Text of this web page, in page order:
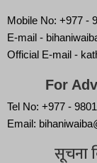
Mobile No: +977 -
E-mail -
Official E-mail -
For
Tel No: +977 -
Email:
सूचना